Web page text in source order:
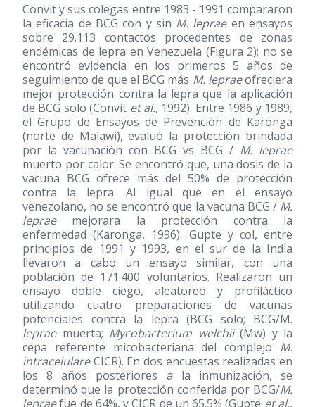
Convit y sus colegas entre 1983 - 1991 compararon
la eficacia de BCG con y sin M. lepraeen ensayos
sobre 29.113 contactos procedentes de zonas
endémicas de lepra en Venezuela (Figura 2); no se
encontró evidencia en los primeros 5 años de
seguimiento de que el BCG más M. lepraeofreciera
mejor protección contra la lepra que la aplicación
de BCG solo (Convit et al., 1992). Entre 1986 y 1989,
el Grupo de Ensayos de Prevención de Karonga
(norte de Malawi), evaluó la protección brindada
por la vacunación con BCG vs BCG / M. leprae
muerto por calor. Se encontró que, una dosis de la
vacuna BCG ofrece más del 50% de protección
contra la lepra. Al igual que en el ensayo
venezolano, no se encontró que la vacuna BCG / M.
lepraemejorara la protección contra la
enfermedad (Karonga, 1996). Gupte y col, entre
principios de 1991 y 1993, en el sur de la India
llevaron a cabo un ensayo similar, con una
población de 171.400 voluntarios. Realizaron un
ensayo doble ciego, aleatoreo y profiláctico
utilizando cuatro preparaciones de vacunas
potenciales contra la lepra (BCG solo; BCG/M.
lepraemuerta; Mycobacterium welchii(Mw) y la
cepa referente micobacteriana del complejo M.
intracelulareCICR). En dos encuestas realizadas en
los 8 años posteriores a la inmunización, se
determinó que la protección conferida por BCG/M.
lepraefue de 64%, y CICR de un 65.5% (Gupte et al.,